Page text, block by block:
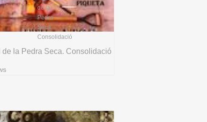
de la Pedra Seca. Consolidació